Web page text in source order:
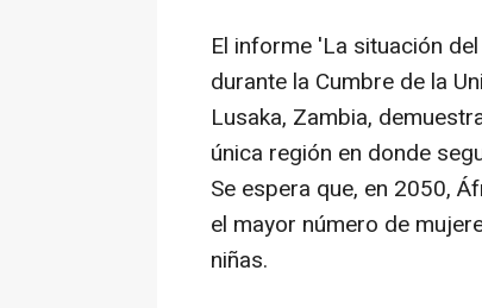
El informe 'La situación
durante la Cumbre de la
Lusaka, Zambia,
única región en donde
Se espera que, en 2050,
el mayor número de
niñas.